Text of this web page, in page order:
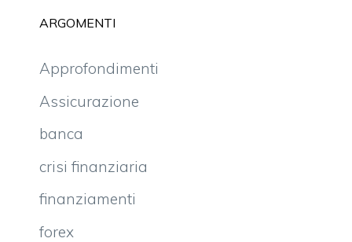
ARGOMENTI
Approfondimenti
Assicurazione
banca
crisi finanziaria
finanziamenti
forex